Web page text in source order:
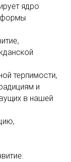
ядро
формы
терпимости,
и
в нашей